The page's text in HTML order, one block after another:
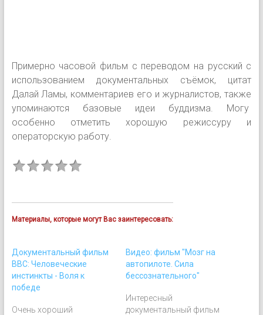
Примерно часовой фильм с переводом на русский с
использованием документальных съёмок, цитат
Далай Ламы, комментариев его и журналистов, также
упоминаются базовые идеи буддизма. Могу
особенно отметить хорошую режиссуру и
операторскую работу.
Материалы, которые могут Вас заинтересовать:
Документальный фильм
BBC: Человеческие
инстинкты - Воля к
победе
Очень хороший
Видео: фильм "Мозг на
автопилоте. Сила
бессознательного"
Интересный
документальный фильм